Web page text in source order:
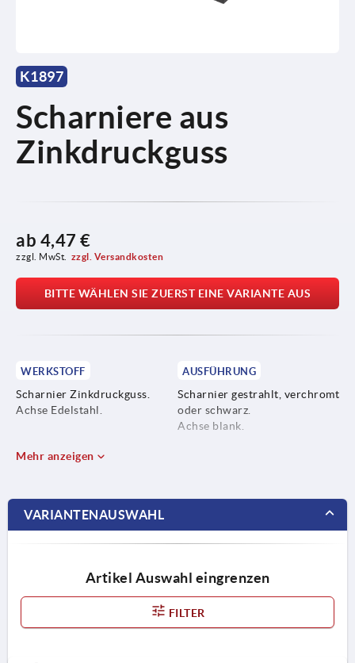
K1897
Scharniere aus
Zinkdruckguss
ab 4,47 €
zzgl. MwSt. zzgl. Versandkosten
BITTE WÄHLEN SIE ZUERST EINE VARIANTE AUS
WERKSTOFF
Scharnier Zinkdruckguss.
Achse Edelstahl.
AUSFÜHRUNG
Scharnier gestrahlt, verchromt
oder schwarz.
Achse blank.
Mehr anzeigen
VARIANTENAUSWAHL
Artikel Auswahl eingrenzen
FILTER